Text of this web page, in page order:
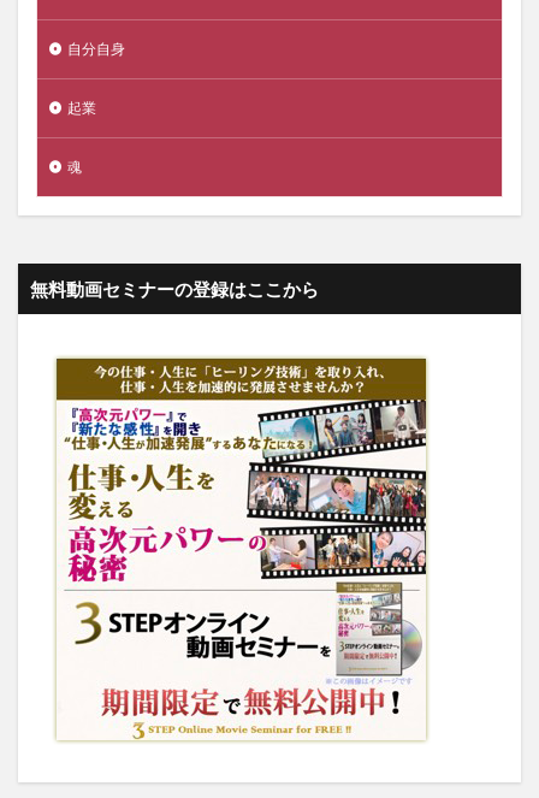
自分自身
起業
魂
無料動画セミナーの登録はここから